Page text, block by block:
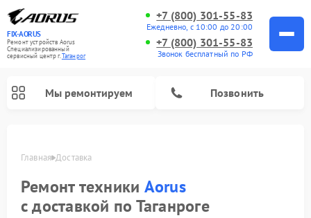
FIX-AORUS
Ремонт устройств Aorus
Специализированный
cервисный центр г.Таганрог
+7 (800) 301-55-83
Ежедневно, с 10:00 до 20:00
+7 (800) 301-55-83
Звонок бесплатный по РФ
Мы ремонтируем Позвонить
Главная Доставка
Ремонт техники Aorus
с доставкой по Таганроге